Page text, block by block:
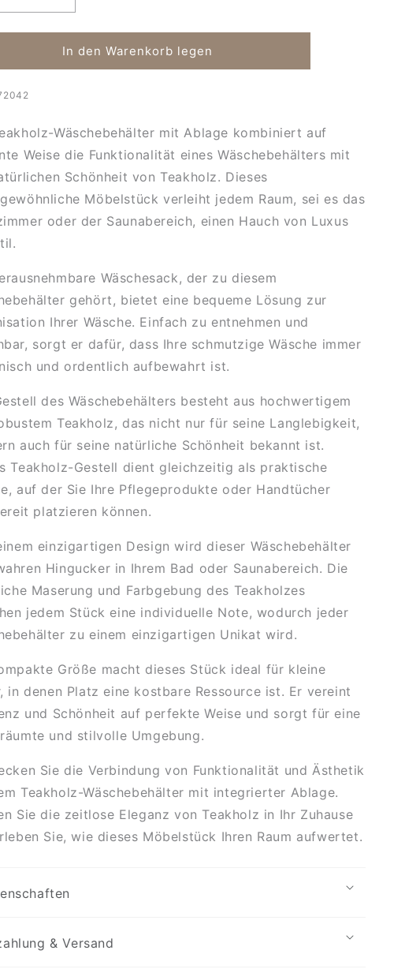
die
Menge
für
Wäschebehälter
In den Warenkorb legen
Wäschebehälter mit Ablage kombiniert auf
Weise die Funktionalität eines Wäschebehälters mit
Schönheit von Teakholz. Dieses
Möbelstück verleiht jedem Raum, sei es das
oder der Saunabereich, einen Hauch von Luxus
Wäschesack, der zu diesem
gehört, bietet eine bequeme Lösung zur
Ihrer Wäsche. Einfach zu entnehmen und
sorgt er dafür, dass Ihre schmutzige Wäsche immer
und ordentlich aufbewahrt ist.
des Wäschebehälters besteht aus hochwertigem
Teakholz, das nicht nur für seine Langlebigkeit,
auch für seine natürliche Schönheit bekannt ist.
Teakholz-Gestell dient gleichzeitig als praktische
auf der Sie Ihre Pflegeprodukte oder Handtücher
platzieren können.
einzigartigen Design wird dieser Wäschebehälter
Hingucker in Ihrem Bad oder Saunabereich. Die
Maserung und Farbgebung des Teakholzes
jedem Stück eine individuelle Note, wodurch jeder
zu einem einzigartigen Unikat wird.
Größe macht dieses Stück ideal für kleine
in denen Platz eine kostbare Ressource ist. Er vereint
und Schönheit auf perfekte Weise und sorgt für eine
und stilvolle Umgebung.
Sie die Verbindung von Funktionalität und Ästhetik
Teakholz-Wäschebehälter mit integrierter Ablage.
Sie die zeitlose Eleganz von Teakholz in Ihr Zuhause
Sie, wie dieses Möbelstück Ihren Raum aufwertet.
& Versand